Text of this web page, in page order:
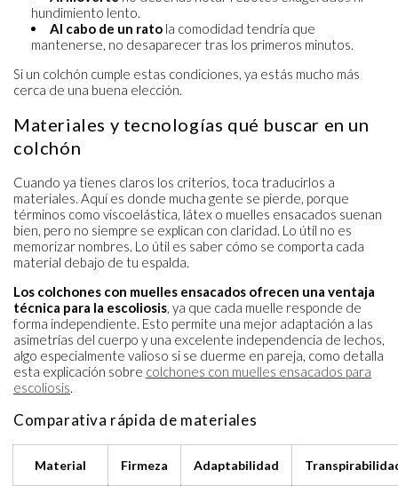
hundimiento lento.
Al cabo de un rato la comodidad tendría que
mantenerse, no desaparecer tras los primeros minutos.
Si un colchón cumple estas condiciones, ya estás mucho más
cerca de una buena elección.
Materiales y tecnologías qué buscar en un
colchón
Cuando ya tienes claros los criterios, toca traducirlos a
materiales. Aquí es donde mucha gente se pierde, porque
términos como viscoelástica, látex o muelles ensacados suenan
bien, pero no siempre se explican con claridad. Lo útil no es
memorizar nombres. Lo útil es saber cómo se comporta cada
material debajo de tu espalda.
Los colchones con muelles ensacados ofrecen una ventaja
técnica para la escoliosis, ya que cada muelle responde de
forma independiente. Esto permite una mejor adaptación a las
asimetrías del cuerpo y una excelente independencia de lechos,
algo especialmente valioso si se duerme en pareja, como detalla
esta explicación sobre colchones con muelles ensacados para
escoliosis.
Comparativa rápida de materiales
Material Firmeza Adaptabilidad